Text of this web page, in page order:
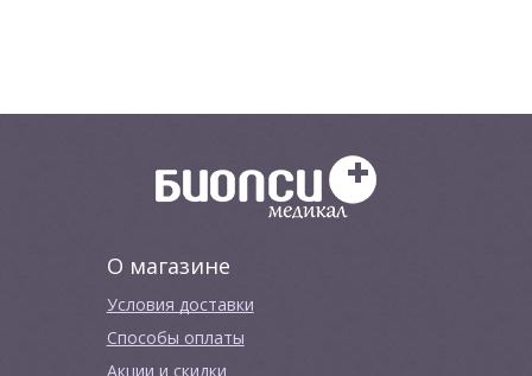
О магазине
Условия доставки
Способы оплаты
Акции и скидки